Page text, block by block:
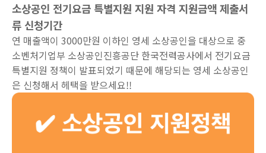
소상공인 전기요금 특별지원 지원 자격 지원금액 제출서
류 신청기간
연 매출액이 3000만원 이하인 영세 소상공인을 대상으로 중
소벤처기업부 소상공인진흥공단 한국전력공사에서 전기요금
특별지원 정책이 발표되었기 때문에 해당되는 영세 소상공인
은 신청해서 헤택을 받으세요!!